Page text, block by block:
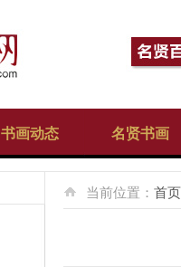
书画动态 名贤书画
当前位置： 首页